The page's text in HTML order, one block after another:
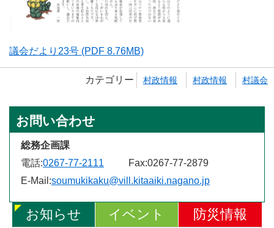
議会だより23号 (PDF 8.76MB)
カテゴリー 村政情報 村政情報 村議会
お問い合わせ
総務企画課
電話:0267-77-2111 Fax:0267-77-2879
E-Mail:soumukikaku@vill.kitaaiki.nagano.jp
お知らせ イベント 防災情報